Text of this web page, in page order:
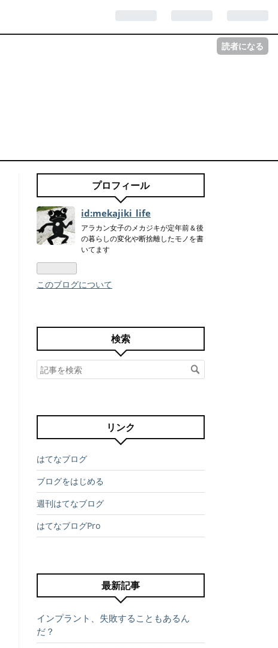
読者になる
プロフィール
id:mekajiki_life
アラカン女子のメカジキが定年前＆後
の暮らしの変化や断捨離したモノを書
いてます
このブログについて
検索
リンク
はてなブログ
ブログをはじめる
週刊はてなブログ
はてなブログPro
最新記事
インプラント、失敗することもあるん
だ？